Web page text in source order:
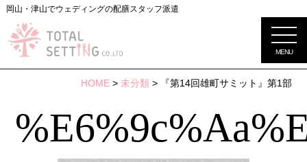
岡山・津山でウェディングの配膳スタッフ派遣
MENU
HOME> 未分類 > 『第14回雄町サミット』第1部